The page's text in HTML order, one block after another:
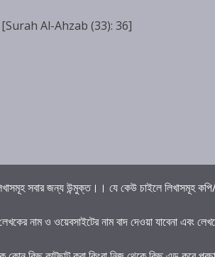
[Surah Al-Ahzab (33): 36]
সবার জন্য উন্মুক্ত।। যে কেউ চাইলে লিখাসমূহ
নাম ও ওয়েবসাইটের নাম বাদ দেওয়া যাবেনা এবং